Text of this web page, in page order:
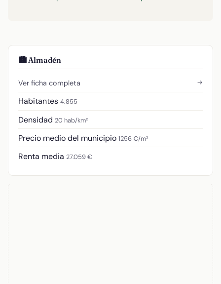
🏙️ Almadén
Ver ficha completa →
Habitantes 4.855
Densidad 20 hab/km²
Precio medio del municipio 1256 €/m²
Renta media 27.059 €